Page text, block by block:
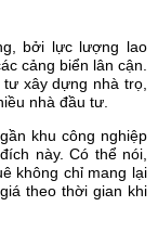
bởi lực lượng lao
cảng biển lân cận.
xây dựng nhà trọ,
nhà đầu tư.
khu công nghiệp
này. Có thể nói,
không chỉ mang lại
theo thời gian khi